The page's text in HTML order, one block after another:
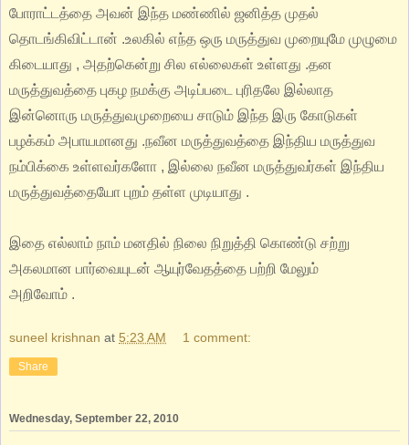
போராட்டத்தை அவன் இந்த மண்ணில் ஜனித்த முதல்
தொடங்கிவிட்டான் .உலகில் எந்த ஒரு மருத்துவ முறையுமே முழுமை
கிடையாது , அதற்கென்று சில எல்லைகள் உள்ளது .தன
மருத்துவத்தை புகழ நமக்கு அடிப்படை புரிதலே இல்லாத
இன்னொரு மருத்துவமுறையை சாடும் இந்த இரு கோடுகள்
பழக்கம் அபாயமானது .நவீன மருத்துவத்தை இந்திய மருத்துவ
நம்பிக்கை உள்ளவர்களோ , இல்லை நவீன மருத்துவர்கள் இந்திய
மருத்துவத்தையோ புறம் தள்ள முடியாது .
இதை எல்லாம் நாம் மனதில் நிலை நிறுத்தி கொண்டு சற்று
அகலமான பார்வையுடன் ஆயுர்வேதத்தை பற்றி மேலும்
அறிவோம் .
suneel krishnan at 5:23 AM 1 comment:
Share
Wednesday, September 22, 2010